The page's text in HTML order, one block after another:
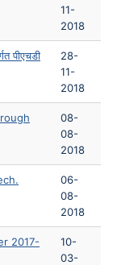
11-
2018
पीएचडी
28-
11-
2018
08-
08-
2018
06-
08-
2018
2017-
10-
03-